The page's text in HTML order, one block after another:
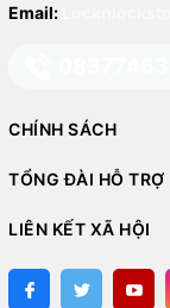
Email:
CHÍNH SÁCH
TỔNG ĐÀI HỖ TRỢ
LIÊN KẾT XÃ HỘI